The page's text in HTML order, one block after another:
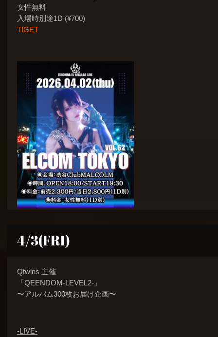
女性無料
入場時別途1D (¥700)
TIGET
4/3(FRI)
Qtwins 主催
「QEENDOM-LEVEL2-」
〜アルバム300枚お届け企画〜
-LIVE-